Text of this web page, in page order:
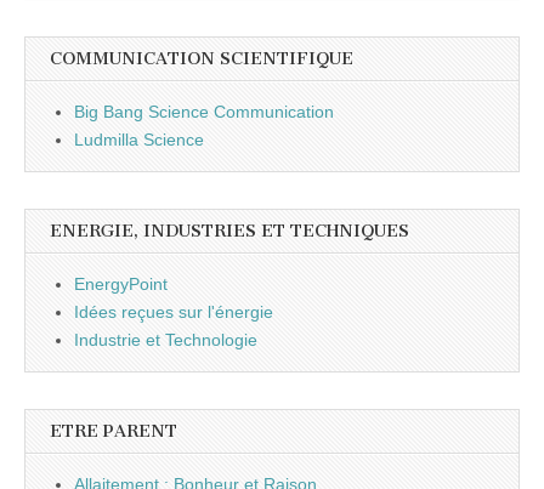
COMMUNICATION SCIENTIFIQUE
Big Bang Science Communication
Ludmilla Science
ENERGIE, INDUSTRIES ET TECHNIQUES
EnergyPoint
Idées reçues sur l'énergie
Industrie et Technologie
ETRE PARENT
Allaitement : Bonheur et Raison